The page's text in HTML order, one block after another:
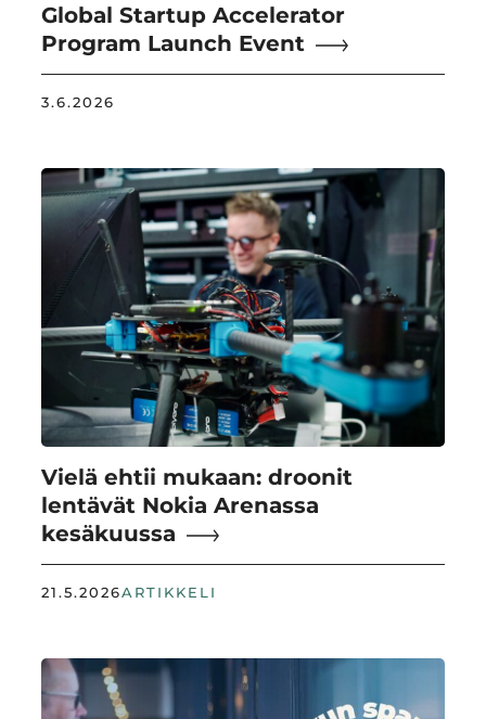
Global Startup Accelerator
Program Launch Event
3.6.2026
Vielä ehtii mukaan: droonit
lentävät Nokia Arenassa
kesäkuussa
21.5.2026ARTIKKELI